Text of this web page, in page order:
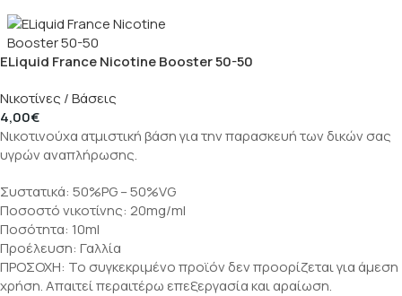
ELiquid France Nicotine Booster 50-50
Νικοτίνες / Βάσεις
4,00€
Νικοτινούχα ατμιστική βάση για την παρασκευή των δικών σας
υγρών αναπλήρωσης.
Συστατικά: 50%PG – 50%VG
Ποσοστό νικοτίνης: 20mg/ml
Ποσότητα: 10ml
Προέλευση: Γαλλία
ΠΡΟΣΟΧΗ: Το συγκεκριμένο προϊόν δεν προορίζεται για άμεση
χρήση. Απαιτεί περαιτέρω επεξεργασία και αραίωση.